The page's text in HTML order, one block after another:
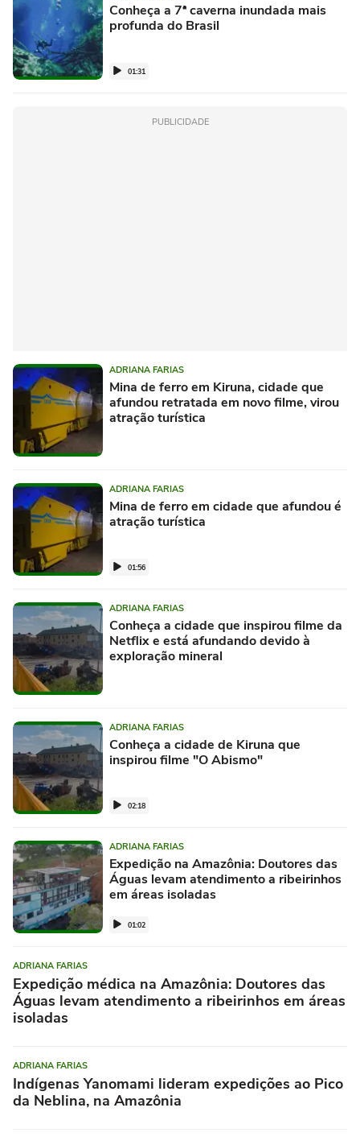
Conheça a 7ª caverna inundada mais
profunda do Brasil
01:31
PUBLICIDADE
ADRIANA FARIAS
Mina de ferro em Kiruna, cidade que
afundou retratada em novo filme, virou
atração turística
ADRIANA FARIAS
Mina de ferro em cidade que afundou é
atração turística
01:56
ADRIANA FARIAS
Conheça a cidade que inspirou filme da
Netflix e está afundando devido à
exploração mineral
ADRIANA FARIAS
Conheça a cidade de Kiruna que
inspirou filme "O Abismo"
02:18
ADRIANA FARIAS
Expedição na Amazônia: Doutores das
Águas levam atendimento a ribeirinhos
em áreas isoladas
01:02
ADRIANA FARIAS
Expedição médica na Amazônia: Doutores das
Águas levam atendimento a ribeirinhos em áreas
isoladas
ADRIANA FARIAS
Indígenas Yanomami lideram expedições ao Pico
da Neblina, na Amazônia